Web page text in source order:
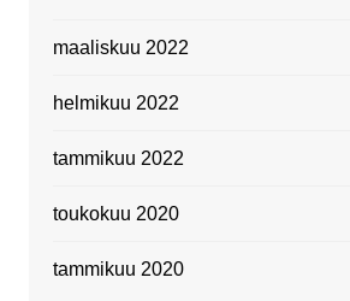
maaliskuu 2022
helmikuu 2022
tammikuu 2022
toukokuu 2020
tammikuu 2020